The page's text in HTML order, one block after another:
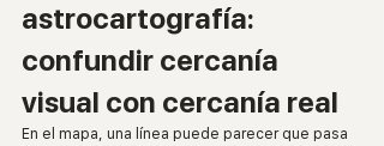
astrocartografía:
confundir cercanía
visual con cercanía real
En el mapa, una línea puede parecer que pasa